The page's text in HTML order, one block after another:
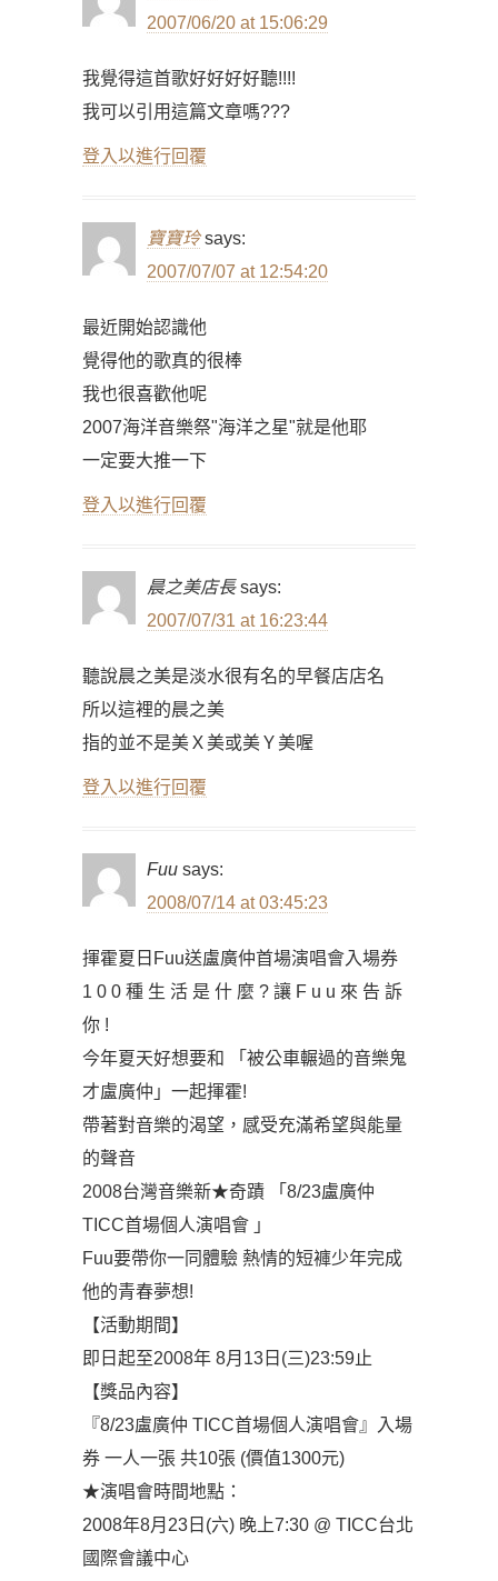
2007/06/20 at 15:06:29
我覺得這首歌好好好好聽!!!!
我可以引用這篇文章嗎???
登入以進行回覆
寶寶玲 says:
2007/07/07 at 12:54:20
最近開始認識他
覺得他的歌真的很棒
我也很喜歡他呢
2007海洋音樂祭"海洋之星"就是他耶
一定要大推一下
登入以進行回覆
晨之美店長 says:
2007/07/31 at 16:23:44
聽說晨之美是淡水很有名的早餐店店名
所以這裡的晨之美
指的並不是美Ｘ美或美Ｙ美喔
登入以進行回覆
Fuu says:
2008/07/14 at 03:45:23
揮霍夏日Fuu送盧廣仲首場演唱會入場券
1 0 0 種 生 活 是 什 麼 ? 讓 F u u 來 告 訴
你 !
今年夏天好想要和 「被公車輾過的音樂鬼
才盧廣仲」一起揮霍!
帶著對音樂的渴望，感受充滿希望與能量
的聲音
2008台灣音樂新★奇蹟 「8/23盧廣仲
TICC首場個人演唱會 」
Fuu要帶你一同體驗 熱情的短褲少年完成
他的青春夢想!
【活動期間】
即日起至2008年 8月13日(三)23:59止
【獎品內容】
『8/23盧廣仲 TICC首場個人演唱會』入場
券 一人一張 共10張 (價值1300元)
★演唱會時間地點：
2008年8月23日(六) 晚上7:30 @ TICC台北
國際會議中心